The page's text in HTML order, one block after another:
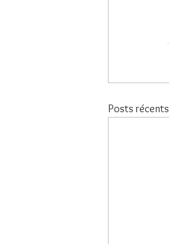
Posts récents